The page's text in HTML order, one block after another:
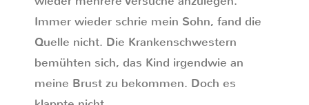
Immer wieder schrie mein Sohn, fand die
Quelle nicht. Die Krankenschwestern
bemühten sich, das Kind irgendwie an
meine Brust zu bekommen. Doch es